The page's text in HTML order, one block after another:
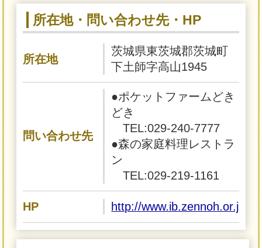
所在地・問い合わせ先・HP
所在地
茨城県東茨城郡茨城町
下土師字高山1945
問い合わせ先
●ポケットファームどき
どき
TEL:029-240-7777
●森の家庭料理レストラ
ン
TEL:029-219-1161
HP http://www.ib.zennoh.or.jp/